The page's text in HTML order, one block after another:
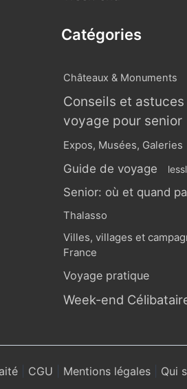
Catégories
Châteaux & Monuments
Conseils et astuces
voyage pour senior
Expos, Musées, Galeries
Guide de voyage
Senior: où et quand
Thalasso
Villes, villages et
France
Voyage pratique
Week-end
CGU Mentions légales
Qui